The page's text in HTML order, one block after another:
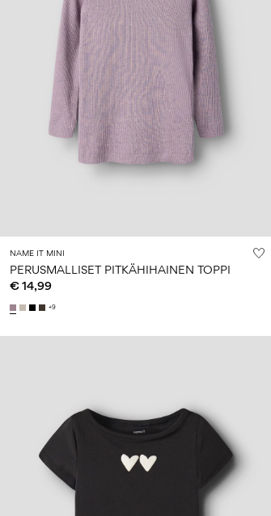
NAME IT MINI
PERUSMALLISET PITKÄHIHAINEN TOPPI
€ 14,99
+9